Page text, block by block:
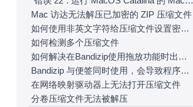
Mac 访达无法解压已加密的 ZIP 压缩文件
如何使用非英文字符给压缩文件设置密码？
如何检测多个压缩文件
如何解决在Bandizip使用拖放功能时出现“参数错误”的问题
Bandizip 与便签同时使用，会导致程序停止。
在网络映射驱动器上无法打开压缩文件
分卷压缩文件无法被解压